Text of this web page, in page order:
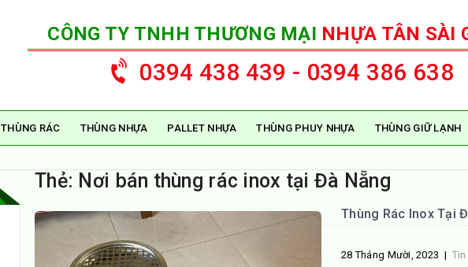
CÔNG TY TNHH THƯƠNG MẠI NHỰA TÂN SÀI
0394 438 439 - 0394 386 638
THÙNG RÁC THÙNG NHỰA PALLET NHỰA THÙNG PHUY NHỰA THÙNG GIỮ LẠNH
Thẻ: Nơi bán thùng rác inox tại Đà Nẵng
Thùng Rác Inox Tại
28 Tháng Mười, 2023 |